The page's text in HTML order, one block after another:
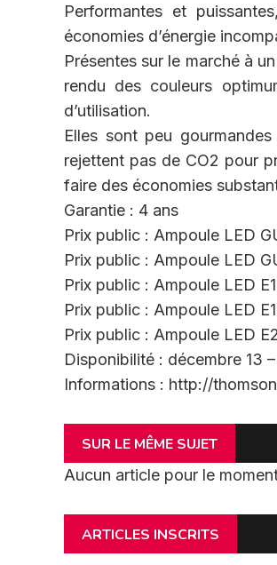
Performantes et
économies d’énergie
Présentes sur le marché à
rendu des couleurs
d’utilisation.
Elles sont peu
rejettent pas de CO2 pour
faire des économies
Garantie : 4 ans
Prix public : Ampoule LED
Prix public : Ampoule LED
Prix public : Ampoule LED
Prix public : Ampoule LED
Prix public : Ampoule LED
Disponibilité : décembre 13
Informations : http://
SUR LE MÊME SUJET
Aucun article pour le
ARTICLES INSCRITS